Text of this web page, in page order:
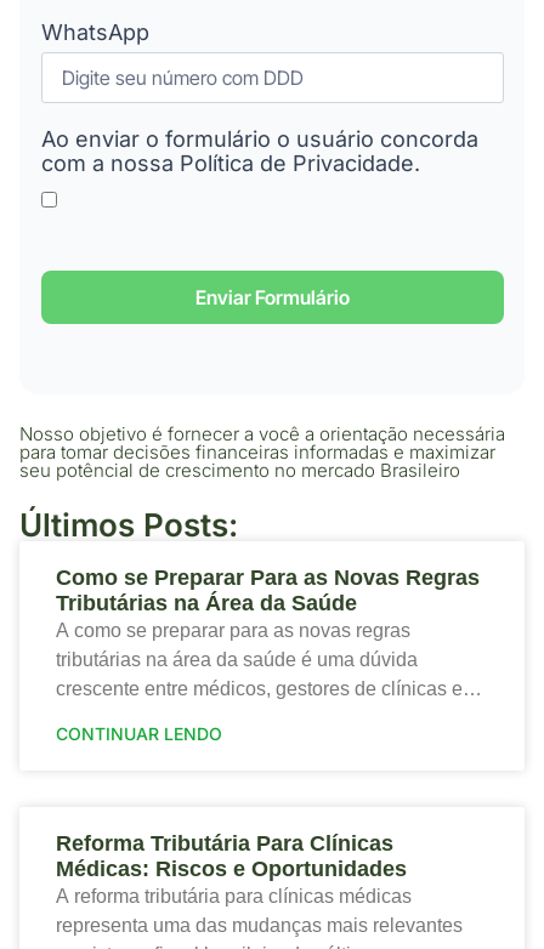
WhatsApp
Ao enviar o formulário o usuário concorda
com a nossa Política de Privacidade.
Enviar Formulário
Nosso objetivo é fornecer a você a orientação necessária
para tomar decisões financeiras informadas e maximizar
seu potêncial de crescimento no mercado Brasileiro
Últimos Posts:
Como se Preparar Para as Novas Regras
Tributárias na Área da Saúde
A como se preparar para as novas regras
tributárias na área da saúde é uma dúvida
crescente entre médicos, gestores de clínicas e
financeira
CONTINUAR LENDO
Reforma Tributária Para Clínicas
Médicas: Riscos e Oportunidades
A reforma tributária para clínicas médicas
representa uma das mudanças mais relevantes